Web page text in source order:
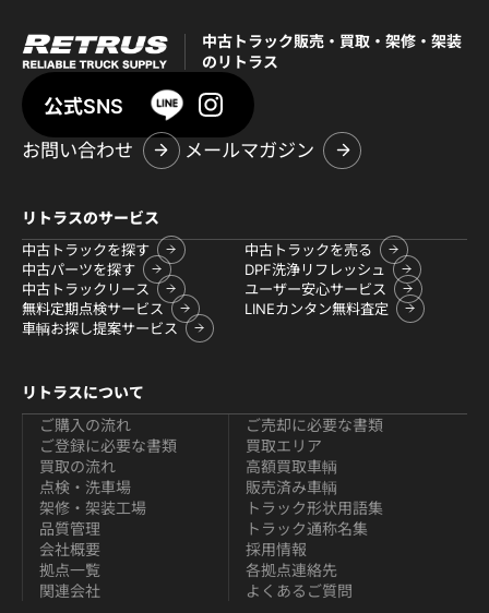
中古トラック販売・買取・架修・架装
のリトラス
公式SNS
お問い合わせ
メールマガジン
リトラスのサービス
中古トラックを探す
中古トラックを売る
中古パーツを探す
DPF洗浄リフレッシュ
中古トラックリース
ユーザー安心サービス
無料定期点検サービス
LINEカンタン無料査定
車輌お探し提案サービス
リトラスについて
ご購入の流れ
ご登録に必要な書類
買取の流れ
ご売却に必要な書類
買取エリア
高額買取車輌
点検・洗車場
架修・架装工場
品質管理
販売済み車輌
トラック形状用語集
トラック通称名集
会社概要
拠点一覧
関連会社
採用情報
各拠点連絡先
よくあるご質問